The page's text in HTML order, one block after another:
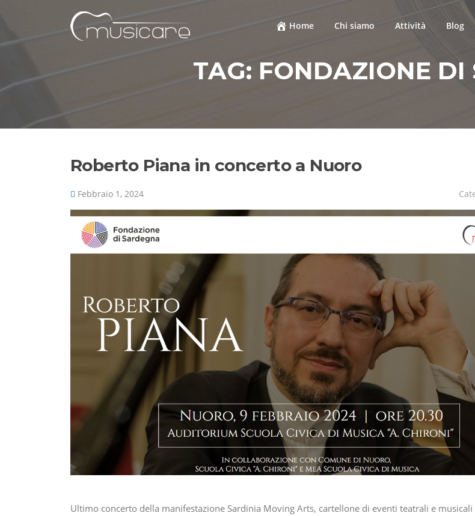
contenuto
Home Chi siamo Attività Blog
TAG: FONDAZIONE DI
Roberto Piana in concerto a Nuoro
Febbraio 1, 2024
Ultimo concerto della manifestazione Sardinia Moving Arts, cartellone di eventi teatrali e musicali